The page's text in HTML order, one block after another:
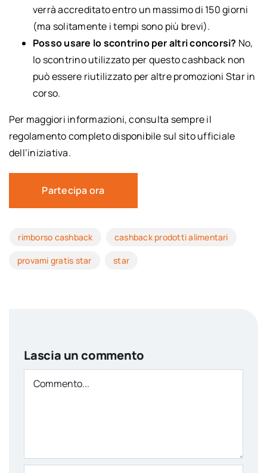
verrà accreditato entro un massimo di 150 giorni
(ma solitamente i tempi sono più brevi).
Posso usare lo scontrino per altri concorsi? No,
lo scontrino utilizzato per questo cashback non
può essere riutilizzato per altre promozioni Star in
corso.
Per maggiori informazioni, consulta sempre il
regolamento completo disponibile sul sito ufficiale
dell’iniziativa.
Partecipa ora
rimborso cashback cashback prodotti alimentari
provami gratis star star
Lascia un commento
Comment